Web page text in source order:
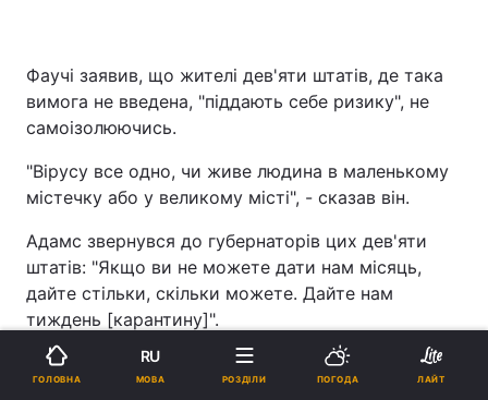
Фаучі заявив, що жителі дев'яти штатів, де така
вимога не введена, "піддають себе ризику", не
самоізолюючись.
"Вірусу все одно, чи живе людина в маленькому
містечку або у великому місті", - сказав він.
Адамс звернувся до губернаторів цих дев'яти
штатів: "Якщо ви не можете дати нам місяць,
дайте стільки, скільки можете. Дайте нам
тиждень [карантину]".
ЧИТАЙТЕ ТАКОЖ
ГОЛОВНА
RU
МОВА РОЗДІЛИ ПОГОДА ЛАЙТ